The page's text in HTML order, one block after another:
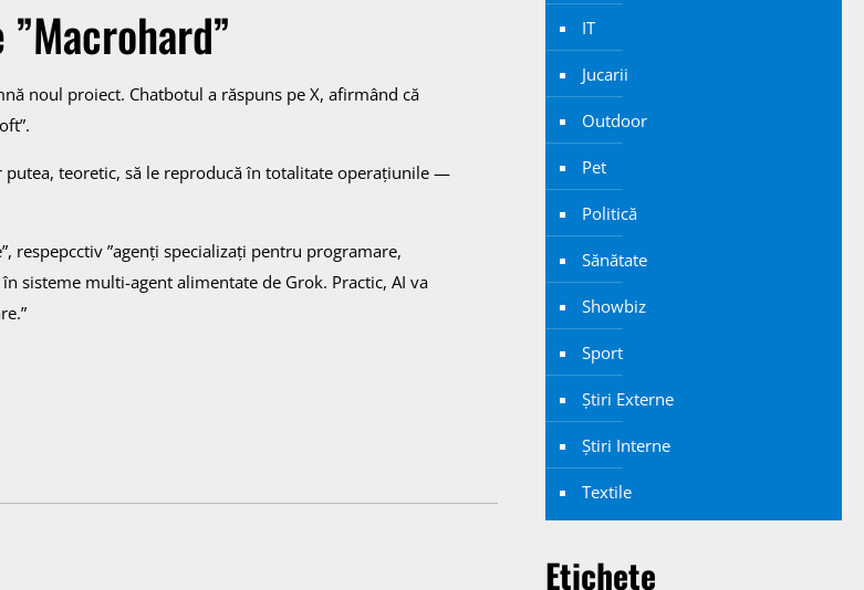
noul proiect. Chatbotul a răspuns pe X, afirmând că
teoretic, să le reproducă în totalitate operațiunile —
respepcctiv ”agenți specializați pentru programare,
sisteme multi-agent alimentate de Grok. Practic, AI va
IT
Jucarii
Outdoor
Pet
Politică
Sănătate
Showbiz
Sport
Știri Externe
Știri Interne
Textile
Etichete